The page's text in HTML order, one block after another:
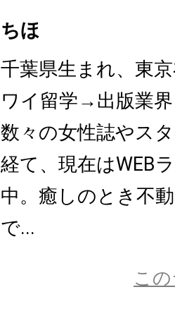
ちほ
千葉県生まれ、東
ワイ留学→出版業
数々の女性誌やス
経て、現在はWEB
中。癒しのとき不
で...
こ